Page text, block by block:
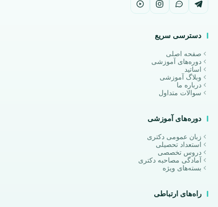
دسترسی سریع
صفحه اصلی
دوره‌های آموزشی
اساتید
وبلاگ آموزشی
درباره ما
سوالات متداول
دوره‌های آموزشی
زبان عمومی دکتری
استعداد تحصیلی
دروس تخصصی
آمادگی مصاحبه دکتری
بسته‌های ویژه
راه‌های ارتباطی